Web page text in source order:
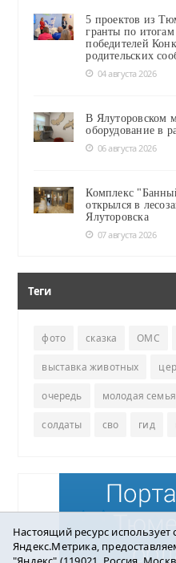
5 проектов из
гранты по
победителей
родительских
04 августа 2026
В Ялуторовском
оборудование в
06 августа 2026
Комплекс
открылся в
Ялуторовска
07 августа 2026
Теги
фото сказка ОМС
выставка животных
очередь молодая семья
солдаты сво гид
Настоящий ресурс использует
Яндекс.Метрика,